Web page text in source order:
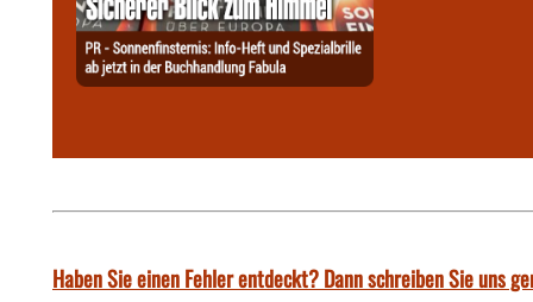
Haben Sie einen Fehler entdeckt? Dann schreiben Sie uns